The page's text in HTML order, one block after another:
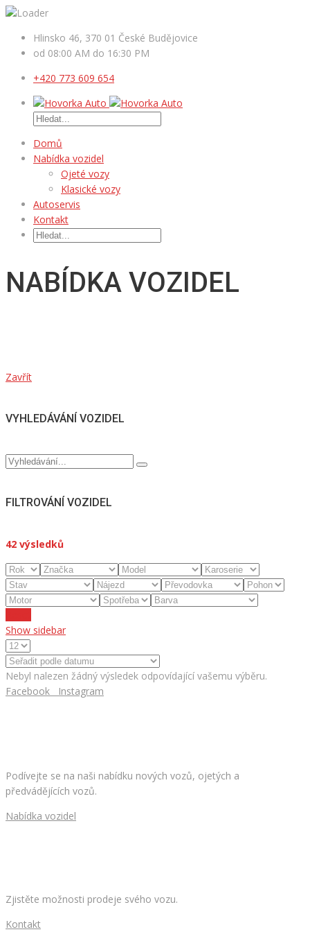
Hlinsko 46, 370 01 České Budějovice
od 08:00 AM do 16:30 PM
+420 773 609 654
Domů
Nabídka vozidel
Ojeté vozy
Klasické vozy
Autoservis
Kontakt
NABÍDKA VOZIDEL
Zavřít
VYHLEDÁVÁNÍ VOZIDEL
FILTROVÁNÍ VOZIDEL
42 výsledků
Show sidebar
Nebyl nalezen žádný výsledek odpovídající vašemu výběru.
Facebook
Instagram
Podívejte se na naši nabídku nových vozů, ojetých a
předvádějících vozů.
Nabídka vozidel
Zjistěte možnosti prodeje svého vozu.
Kontakt